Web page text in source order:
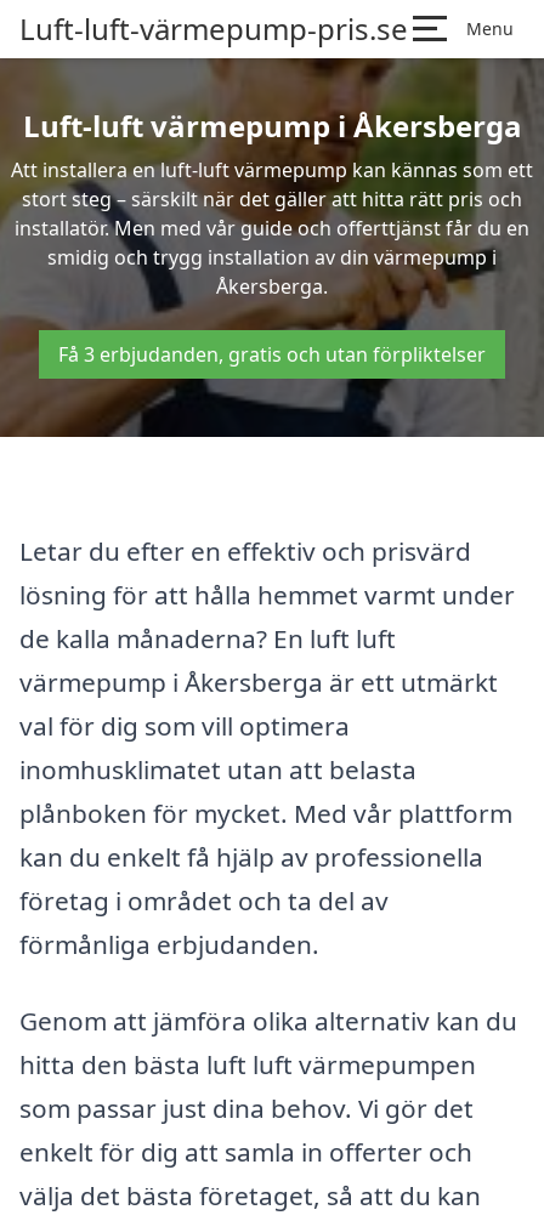
Luft-luft-värmepump-pris.se Menu
Luft-luft värmepump i Åkersberga
Att installera en luft-luft värmepump kan kännas som ett
stort steg – särskilt när det gäller att hitta rätt pris och
installatör. Men med vår guide och offerttjänst får du en
smidig och trygg installation av din värmepump i
Åkersberga.
Få 3 erbjudanden, gratis och utan förpliktelser
Letar du efter en effektiv och prisvärd
lösning för att hålla hemmet varmt under
de kalla månaderna? En luft luft
värmepump i Åkersberga är ett utmärkt
val för dig som vill optimera
inomhusklimatet utan att belasta
plånboken för mycket. Med vår plattform
kan du enkelt få hjälp av professionella
företag i området och ta del av
förmånliga erbjudanden.
Genom att jämföra olika alternativ kan du
hitta den bästa luft luft värmepumpen
som passar just dina behov. Vi gör det
enkelt för dig att samla in offerter och
välja det bästa företaget, så att du kan